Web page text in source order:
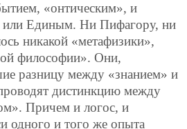
«онтическим», и
или Единым. Ни Пифагору, ни
никакой «метафизики»,
философии». Они,
разницу между «знанием» и
дистинкцию между
Причем и логос, и
одного и того же опыта